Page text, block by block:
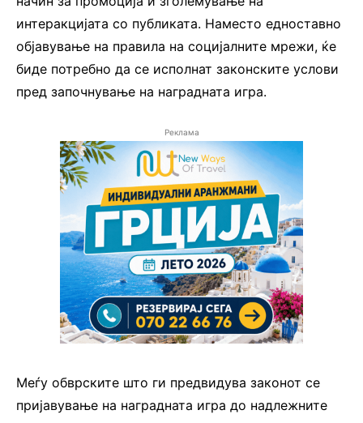
интеракцијата со публиката. Наместо едноставно
објавување на правила на социјалните мрежи, ќе
биде потребно да се исполнат законските услови
пред започнување на наградната игра.
Реклама
Меѓу обврските што ги предвидува законот се
пријавување на наградната игра до надлежните